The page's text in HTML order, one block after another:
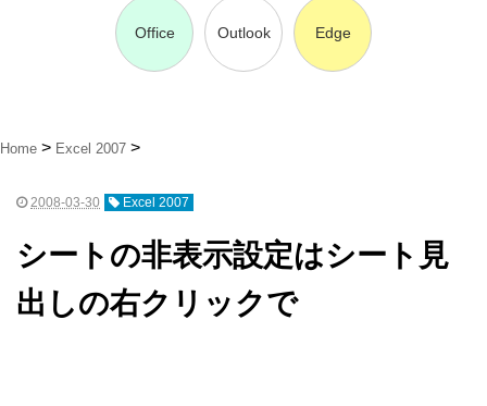
Office Outlook Edge
Home Excel 2007
2008-03-30 Excel 2007
シートの非表示設定はシート見
出しの右クリックで